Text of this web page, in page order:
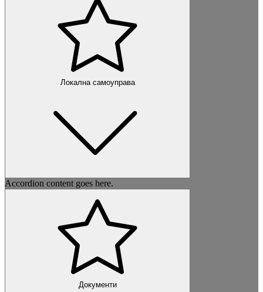
Локална самоуправа
Accordion content goes here.
Документи